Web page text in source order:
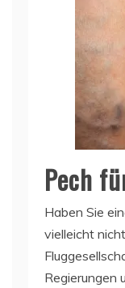
Pech
Haben Sie
vielleicht
Regierungen